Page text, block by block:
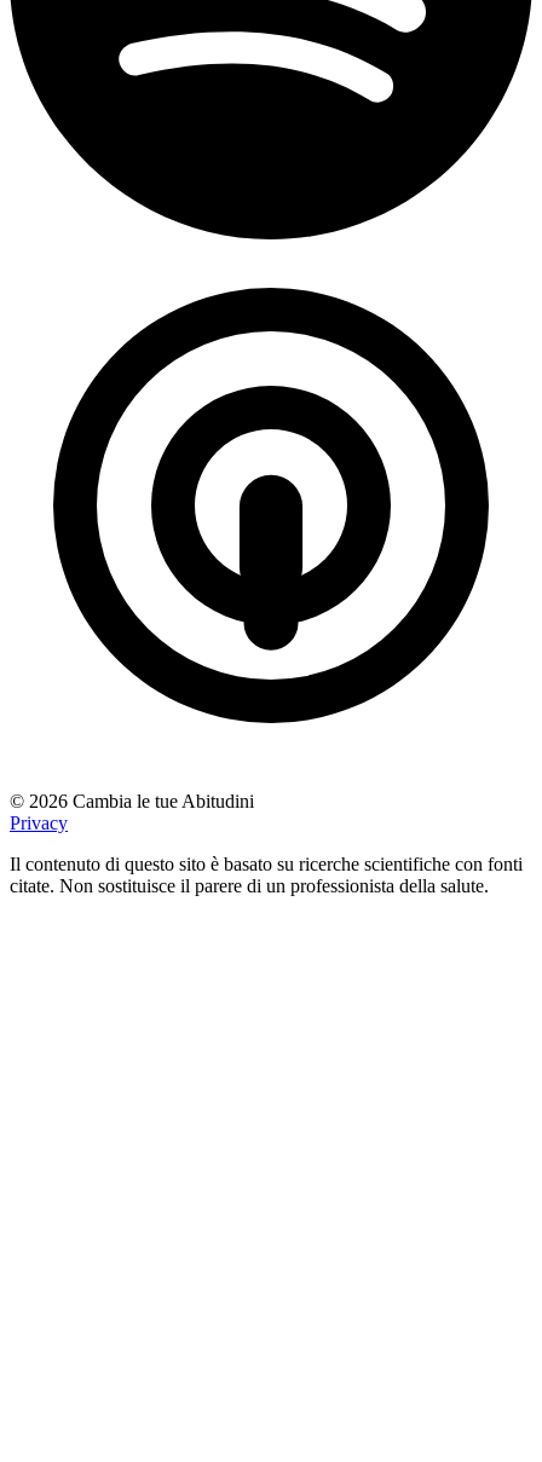
© 2026 Cambia le tue Abitudini
Privacy
Il contenuto di questo sito è basato su ricerche scientifiche con fonti
citate. Non sostituisce il parere di un professionista della salute.